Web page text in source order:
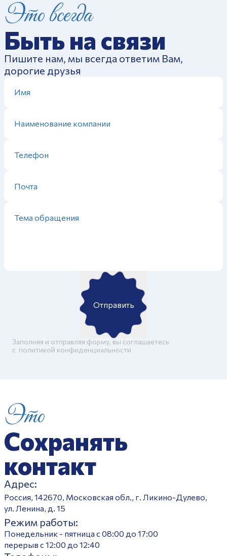
Это всегда
Быть на связи
Пишите нам, мы всегда ответим Вам,
дорогие друзья
Отправить
Заполняя и отправляя форму, вы соглашаетесь
c политикой конфиденциальности
Это
Сохранять
контакт
Адрес:
Россия, 142670, Московская обл., г. Ликино-Дулево,
ул. Ленина, д. 15
Режим работы:
Понедельник - пятница с 08:00 до 17:00
перерыв с 12:00 до 12:40